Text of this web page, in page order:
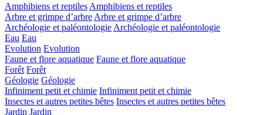
Amphibiens et reptiles Amphibiens et reptiles
Arbre et grimpe d’arbre Arbre et grimpe d’arbre
Archéologie et paléontologie Archéologie et paléontologie
Eau Eau
Evolution Evolution
Faune et flore aquatique Faune et flore aquatique
Forêt Forêt
Géologie Géologie
Infiniment petit et chimie Infiniment petit et chimie
Insectes et autres petites bêtes Insectes et autres petites bêtes
Jardin Jardin